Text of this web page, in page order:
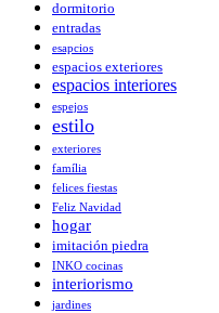
dormitorio
entradas
esapcios
espacios exteriores
espacios interiores
espejos
estilo
exteriores
família
felices fiestas
Feliz Navidad
hogar
imitación piedra
INKO cocinas
interiorismo
jardines